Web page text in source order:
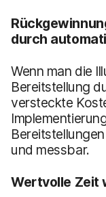
durch
Wenn man die
Bereitstellung
versteckte
und messbar.
Wertvolle Zeit